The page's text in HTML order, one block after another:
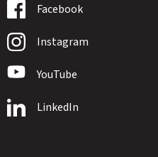
Facebook
Instagram
YouTube
LinkedIn